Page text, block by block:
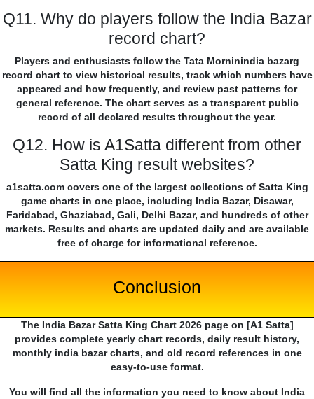
Q11. Why do players follow the India Bazar
record chart?
Players and enthusiasts follow the Tata Morninindia bazarg
record chart to view historical results, track which numbers have
appeared and how frequently, and review past patterns for
general reference. The chart serves as a transparent public
record of all declared results throughout the year.
Q12. How is A1Satta different from other
Satta King result websites?
a1satta.com covers one of the largest collections of Satta King
game charts in one place, including India Bazar, Disawar,
Faridabad, Ghaziabad, Gali, Delhi Bazar, and hundreds of other
markets. Results and charts are updated daily and are available
free of charge for informational reference.
Conclusion
The India Bazar Satta King Chart 2026 page on [A1 Satta]
provides complete yearly chart records, daily result history,
monthly india bazar charts, and old record references in one
easy-to-use format.
You will find all the information you need to know about India